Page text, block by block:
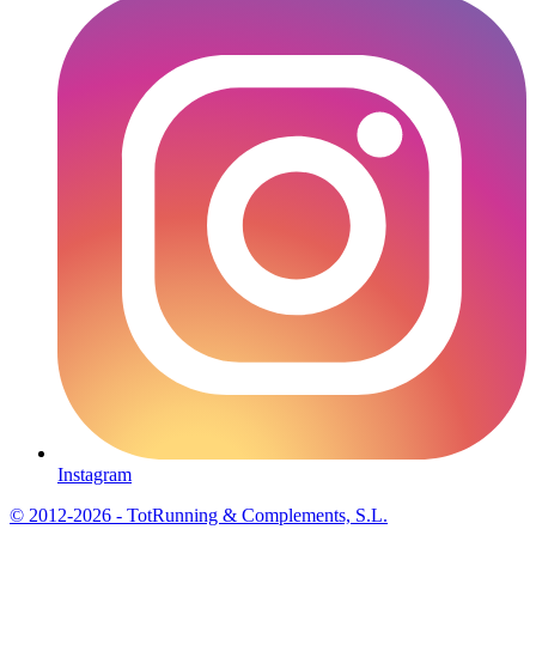
Instagram
© 2012-2026 - TotRunning & Complements, S.L.